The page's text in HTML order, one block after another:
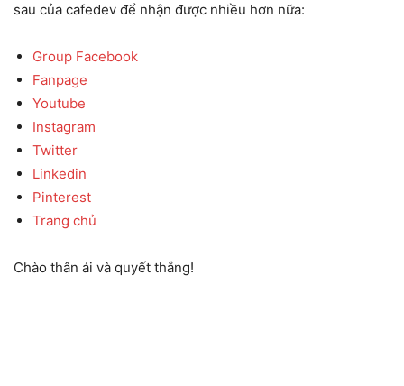
sau của cafedev để nhận được nhiều hơn nữa:
Group Facebook
Fanpage
Youtube
Instagram
Twitter
Linkedin
Pinterest
Trang chủ
Chào thân ái và quyết thắng!